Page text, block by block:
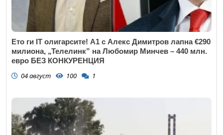
Ето ги IT олигарсите! А1 с Алекс Димитров лапна €290
милиона, „Телелинк” на Любомир Минчев – 440 млн.
евро БЕЗ КОНКУРЕНЦИЯ
04 август 100 1